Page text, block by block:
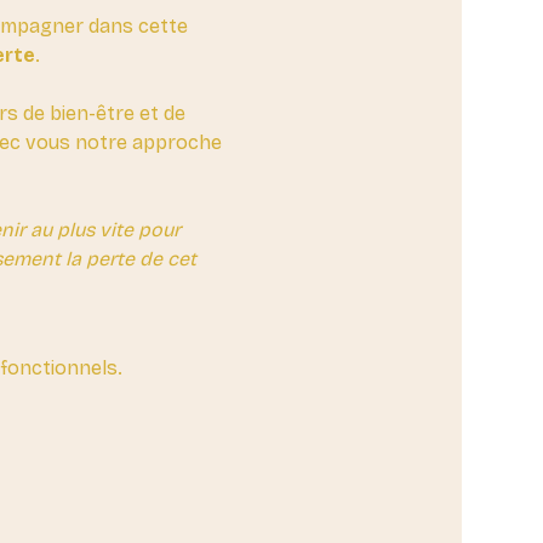
dans cette
.
de bien-être et de
vous notre approche
au plus vite pour
la perte de cet